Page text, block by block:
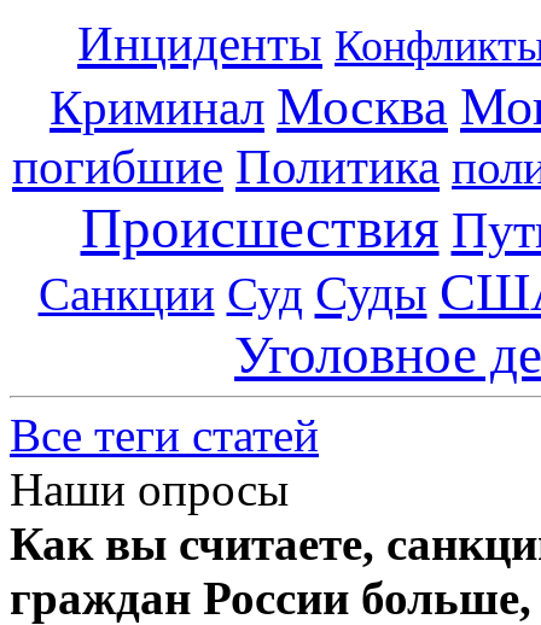
Инциденты
Криминал Москва
погибшие Политика
Происшествия
Санкции Суд Суды
Уголовное
Все теги статей
Наши опросы
Как вы считаете,
граждан России